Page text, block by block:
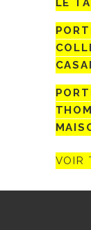
LE
VOIR